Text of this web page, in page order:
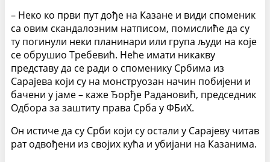
– Неко ко први пут дође на Казане и види споменик
са овим скандалозним натписом, помислиће да су
ту погинули неки планинари или група људи на које
се обрушио Требевић. Неће имати никакву
представу да се ради о споменику Србима из
Сарајева који су на монструозан начин побијени и
бачени у јаме – каже Ђорђе Радановић, председник
Одбора за заштиту права Срба у ФБиХ.
Он истиче да су Срби који су остали у Сарајеву читав
рат одвођени из својих кућа и убијани на Казанима.